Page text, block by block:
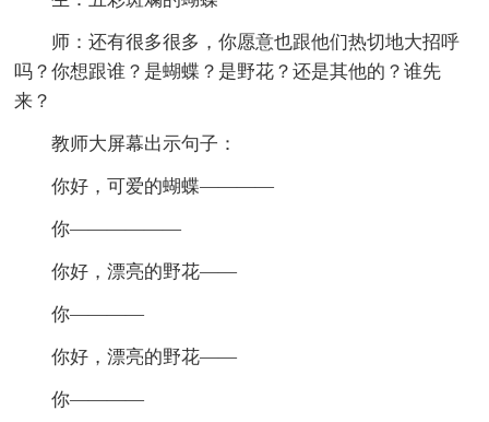
师：还有很多很多，你愿意也跟他们热切地大招呼
吗？你想跟谁？是蝴蝶？是野花？还是其他的？谁先
来？
教师大屏幕出示句子：
你好，可爱的蝴蝶————
你——————
你好，漂亮的野花——
你————
你好，漂亮的野花——
你————